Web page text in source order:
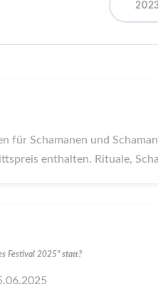
für Schamanen und
enthalten. Rituale,
Festival 2025" statt?